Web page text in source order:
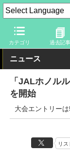
カテゴリ 過去記事
トラベル Watch 地域
ニュース
「JALホノル
を開始
大会エントリー
リス